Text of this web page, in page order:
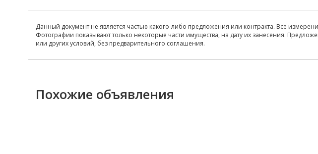
Данный документ не является частью какого-либо предложения или контракта. Все
Фотографии показывают только некоторые части имущества, на дату их занесения.
или других условий, без предварительного соглашения.
Похожие объявления